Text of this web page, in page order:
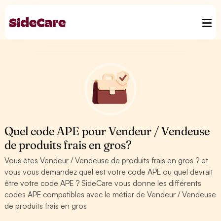
Quel code APE pour Vendeur / Vendeuse
de produits frais en gros?
Vous êtes Vendeur / Vendeuse de produits frais en gros ? et
vous vous demandez quel est votre code APE ou quel devrait
être votre code APE ? SideCare vous donne les différents
codes APE compatibles avec le métier de Vendeur / Vendeuse
de produits frais en gros